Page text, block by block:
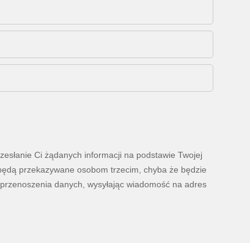
Ci żądanych informacji na podstawie Twojej
przekazywane osobom trzecim, chyba że będzie
danych, wysyłając wiadomość na adres